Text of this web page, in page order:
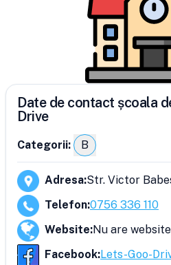
Date de contact școala
Drive
Categorii: B
Adresa:Str. Victor
Telefon:0756 336 110
Website:Nu are website
Facebook:Lets-Goo-